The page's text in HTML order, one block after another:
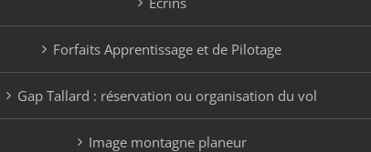
Forfaits Apprentissage et de Pilotage
Gap Tallard : réservation ou organisation du vol
Image montagne planeur